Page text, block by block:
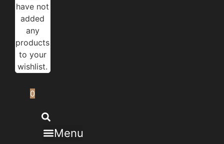
have not
added
any
products
to your
wishlist.
0
Menu